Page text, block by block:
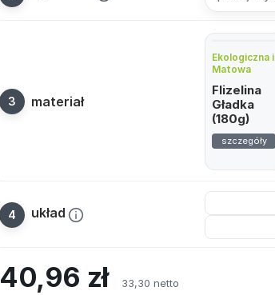
materiał
Ekologiczna i
Matowa
Flizelina
Gładka
(180g)
szczegóły
układ
40,96 zł 33,30 netto